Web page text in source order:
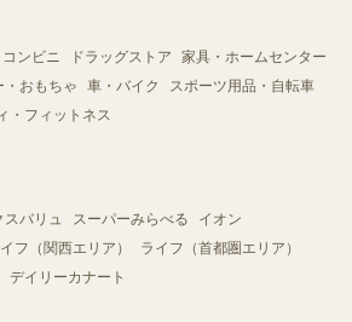
ンビニ ドラッグストア
家具・ホームセンター
・おもちゃ 車・バイク
スポーツ用品・自転車
・フィットネス
スバリュ スーパーみらべる
イオン
フ（関西エリア）
ライフ（首都圏エリア）
デイリーカナート